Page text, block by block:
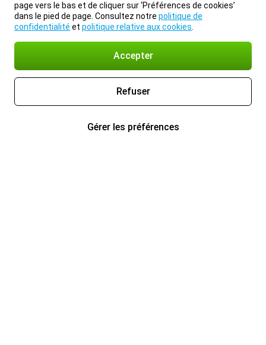
page vers le bas et de cliquer sur ‘Préférences de cookies’
dans le pied de page. Consultez notre politique de
confidentialité et politique relative aux cookies
Accepter
Refuser
Gérer les préférences